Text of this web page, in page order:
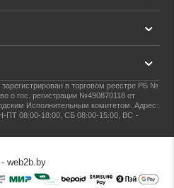
зарегистрирован в торговом реестре РБ №
о гос. регистрации №490870118 от
Исполнительным комитетом.Адрес:
ПТ 08:00-18:00, СБ 08:00-15:00, ВС -
web2b.by